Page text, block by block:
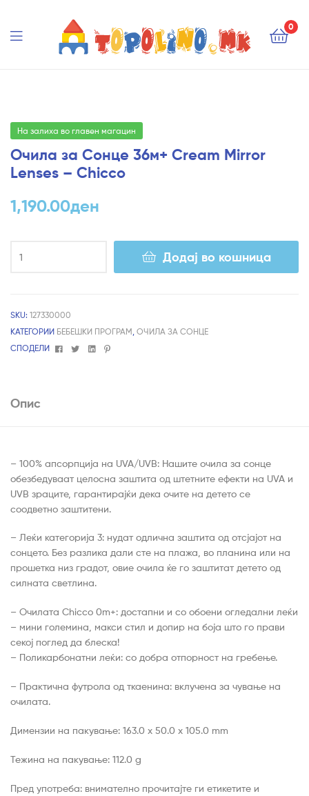
0
На залиха во главен магацин
Очила за Сонце 36м+ Cream Mirror
Lenses – Chicco
1,190.00ден
Додај во кошница
SKU: 127330000
КАТЕГОРИИ БЕБЕШКИ ПРОГРАМ, ОЧИЛА ЗА СОНЦЕ
СПОДЕЛИ
FacebookTwitterLinkedin
Pinterest
Опис
– 100% апсорпција на UVA/UVB: Нашите очила за сонце
обезбедуваат целосна заштита од штетните ефекти на UVA и
UVB зраците, гарантирајќи дека очите на детето се
соодветно заштитени.
– Леќи категорија 3: нудат одлична заштита од отсјајот на
сонцето. Без разлика дали сте на плажа, во планина или на
прошетка низ градот, овие очила ќе го заштитат детето од
силната светлина.
– Очилата Chicco 0m+: достапни и со обоени огледални леќи
– мини големина, макси стил и допир на боја што го прави
секој поглед да блеска!
– Поликарбонатни леќи: со добра отпорност на гребење.
– Практична футрола од ткаенина: вклучена за чување на
очилата.
Димензии на пакување: 163.0 х 50.0 х 105.0 mm
Тежина на пакување: 112.0 g
Пред употреба: внимателно прочитајте ги етикетите и